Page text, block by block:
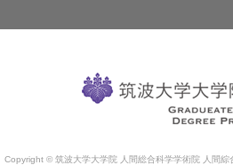
Copyright © 筑波大学大学院 人間総合科学学術院 人間